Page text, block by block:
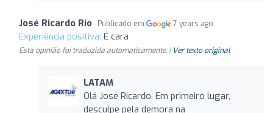
José Ricardo Rio Publicado em 7 years ago
Experiência positiva: É cara
Esta opinião foi traduzida automaticamente. | Ver texto original
LATAM
Olá José Ricardo. Em primeiro lugar,
desculpe pela demora na